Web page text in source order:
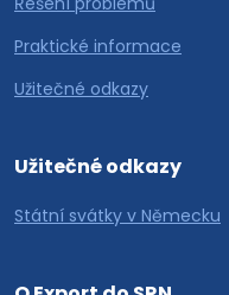
Praktické informace
Užitečné odkazy
Užitečné odkazy
Státní svátky v Německu